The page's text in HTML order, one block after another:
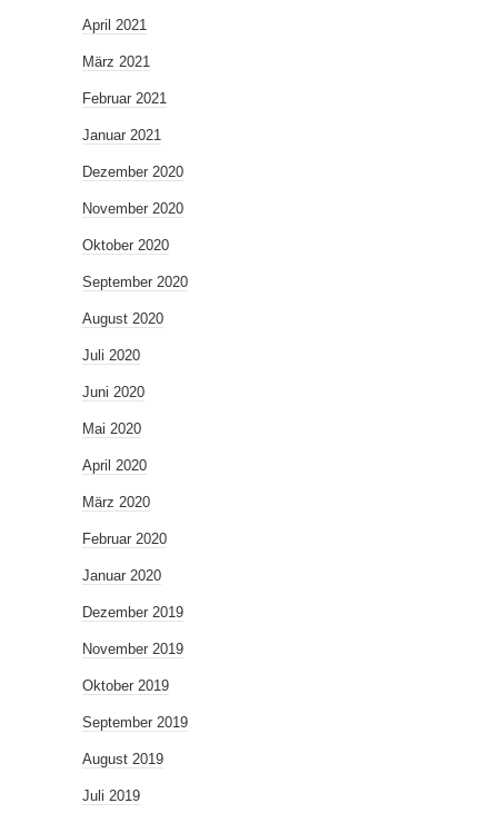
April 2021
März 2021
Februar 2021
Januar 2021
Dezember 2020
November 2020
Oktober 2020
September 2020
August 2020
Juli 2020
Juni 2020
Mai 2020
April 2020
März 2020
Februar 2020
Januar 2020
Dezember 2019
November 2019
Oktober 2019
September 2019
August 2019
Juli 2019